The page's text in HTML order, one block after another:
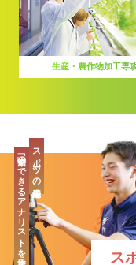
生産・農作物加工専
ス
スポーツの最先端、
「治療」のできるアナリストを目指す